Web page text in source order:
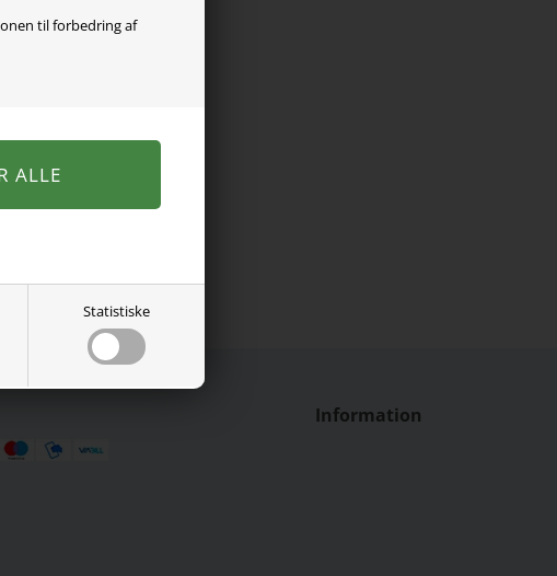
til forbedring af
Statistiske
Information